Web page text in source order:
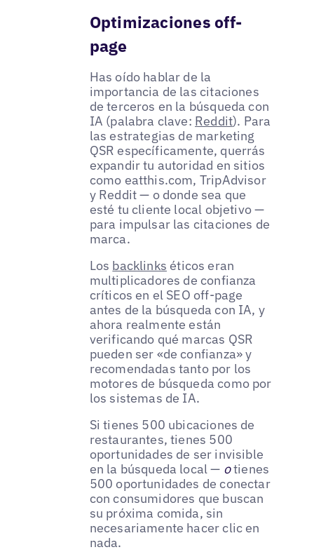
Optimizaciones off-
page
Has oído hablar de la
importancia de las citaciones
de terceros en la búsqueda con
IA (palabra clave: Reddit). Para
las estrategias de marketing
QSR específicamente, querrás
expandir tu autoridad en sitios
como eatthis.com, TripAdvisor
y Reddit — o donde sea que
esté tu cliente local objetivo —
para impulsar las citaciones de
marca.
Los backlinks éticos eran
multiplicadores de confianza
críticos en el SEO off-page
antes de la búsqueda con IA, y
ahora realmente están
verificando qué marcas QSR
pueden ser «de confianza» y
recomendadas tanto por los
motores de búsqueda como por
los sistemas de IA.
Si tienes 500 ubicaciones de
restaurantes, tienes 500
oportunidades de ser invisible
en la búsqueda local — otienes
500 oportunidades de conectar
con consumidores que buscan
su próxima comida, sin
necesariamente hacer clic en
nada.